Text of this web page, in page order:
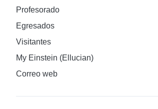
Profesorado
Egresados
Visitantes
My Einstein (Ellucian)
Correo web